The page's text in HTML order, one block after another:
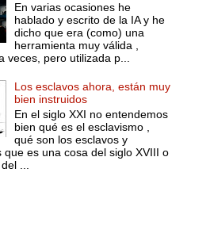
En varias ocasiones he
hablado y escrito de la IA y he
dicho que era (como) una
herramienta muy válida ,
veces, pero utilizada p...
Los esclavos ahora, están muy
bien instruidos
En el siglo XXI no entendemos
bien qué es el esclavismo ,
qué son los esclavos y
que es una cosa del siglo XVIII o
...